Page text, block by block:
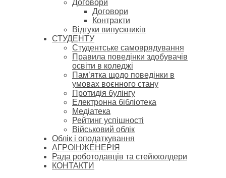
Договори
Договори
Контракти
Відгуки випускників
СТУДЕНТУ
Cтудентське самоврядування
Правила поведінки здобувачів
освіти в коледжі
Пам’ятка щодо поведінки в
умовах воєнного стану
Протидія булінгу
Електронна бібліотека
Медіатека
Рейтинг успішності
Військовий облік
Облік і оподаткування
АГРОІНЖЕНЕРІЯ
Рада роботодавців та стейкхолдери
КОНТАКТИ